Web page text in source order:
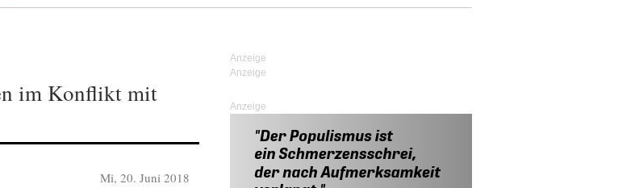
im Konflikt mit
Mi, 20. Juni 2018
Anzeige